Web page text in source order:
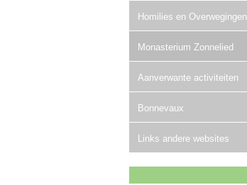
Homilies en Overwegingen
Monasterium Zonnelied
Aanverwante activiteiten
Bonnevaux
Links andere websites